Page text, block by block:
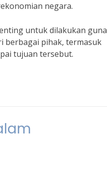
negara.
untuk dilakukan guna
berbagai pihak, termasuk
tujuan tersebut.